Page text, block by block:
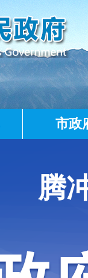
市政
腾